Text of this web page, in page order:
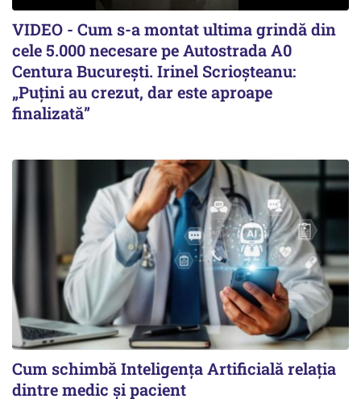
VIDEO - Cum s-a montat ultima grindă din
cele 5.000 necesare pe Autostrada A0
Centura București. Irinel Scrioșteanu:
„Puțini au crezut, dar este aproape
finalizată”
Cum schimbă Inteligența Artificială relația
dintre medic și pacient